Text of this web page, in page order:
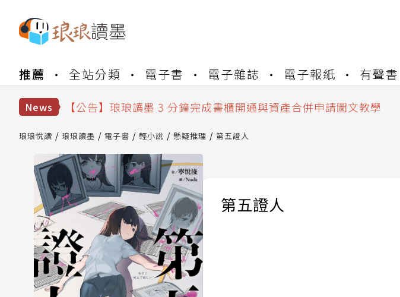
推薦 全站分類 電子書 電子雜誌 電子報紙 有聲書
News
【公告】琅琅讀墨數位閱讀資產合併與書櫃開通申請
【公告】琅琅讀墨 3 分鐘完成書櫃開通與資產合併申請圖文教學
【公告】琅琅讀墨數位閱讀資產合併與書櫃開通申請
琅琅悅讀 琅琅讀墨 電子書 輕小說 懸疑推理 第五證人
第五證人